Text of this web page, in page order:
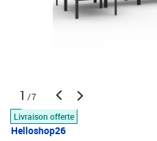
1 /7
Livraison offerte
Helloshop26